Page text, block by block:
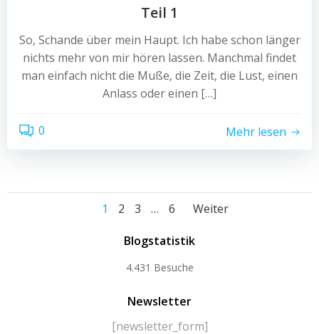
Teil 1
So, Schande über mein Haupt. Ich habe schon länger
nichts mehr von mir hören lassen. Manchmal findet
man einfach nicht die Muße, die Zeit, die Lust, einen
Anlass oder einen […]
0 Mehr lesen
Posts
navigation
Page
1 Page
2 Page
3 … Page
6
Posts
Weiter
Blogstatistik
4.431 Besuche
Newsletter
[newsletter_form]